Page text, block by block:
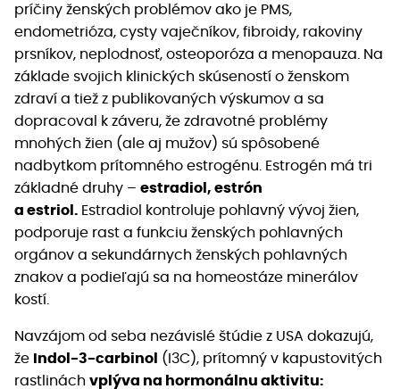
príčiny ženských problémov ako je PMS,
endometrióza, cysty vaječníkov, fibroidy, rakoviny
prsníkov, neplodnosť, osteoporóza a menopauza. Na
základe svojich klinických skúseností o ženskom
zdraví a tiež z publikovaných výskumov a sa
dopracoval k záveru, že zdravotné problémy
mnohých žien (ale aj mužov) sú spôsobené
nadbytkom prítomného estrogénu. Estrogén má tri
základné druhy – estradiol, estrón
a estriol. Estradiol kontroluje pohlavný vývoj žien,
podporuje rast a funkciu ženských pohlavných
orgánov a sekundárnych ženských pohlavných
znakov a podieľajú sa na homeostáze minerálov
kostí.
Navzájom od seba nezávislé štúdie z USA dokazujú,
že
Indol-3-carbinol
(I3C), prítomný v kapustovitých
rastlinách vplýva na hormonálnu aktivitu: